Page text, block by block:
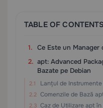
TABLE OF CONTENTS
Ce Este un Manager
apt: Advanced
Bazate pe Debian
Lanțul de
Comenzile de Bază
Caz de Utilizare apt